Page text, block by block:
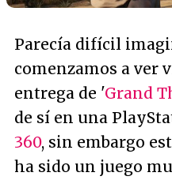
Parecía difícil
comenzamos a ver
entrega de 'Grand
de sí en una
360, sin embargo
ha sido un juego